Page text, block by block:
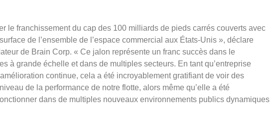
le franchissement du cap des 100 milliards de pieds carrés couverts avec
de l’ensemble de l’espace commercial aux États-Unis », déclare
de Brain Corp. « Ce jalon représente un franc succès dans le
à grande échelle et dans de multiples secteurs. En tant qu’entreprise
continue, cela a été incroyablement gratifiant de voir des
de la performance de notre flotte, alors même qu’elle a été
dans de multiples nouveaux environnements publics dynamiques